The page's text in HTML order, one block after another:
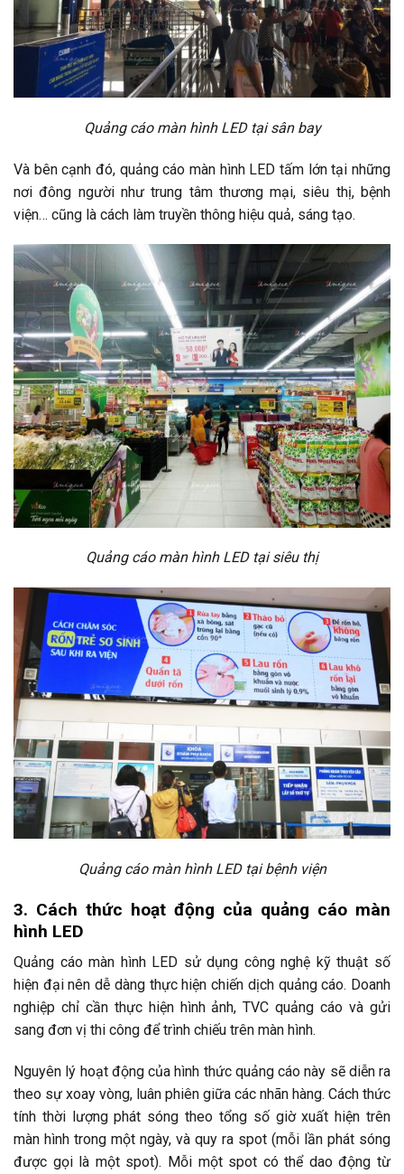
Quảng cáo màn hình LED tại sân bay
Và bên cạnh đó, quảng cáo màn hình LED tấm lớn tại những
nơi đông người như trung tâm thương mại, siêu thị, bệnh
viện… cũng là cách làm truyền thông hiệu quả, sáng tạo.
Quảng cáo màn hình LED tại siêu thị
Quảng cáo màn hình LED tại bệnh viện
3. Cách thức hoạt động của quảng cáo màn
hình LED
Quảng cáo màn hình LED sử dụng công nghệ kỹ thuật số
hiện đại nên dễ dàng thực hiện chiến dịch quảng cáo. Doanh
nghiệp chỉ cần thực hiện hình ảnh, TVC quảng cáo và gửi
sang đơn vị thi công để trình chiếu trên màn hình.
Nguyên lý hoạt động của hình thức quảng cáo này sẽ diễn ra
theo sự xoay vòng, luân phiên giữa các nhãn hàng. Cách thức
tính thời lượng phát sóng theo tổng số giờ xuất hiện trên
màn hình trong một ngày, và quy ra spot (mỗi lần phát sóng
được gọi là một spot). Mỗi một spot có thể dao động từ